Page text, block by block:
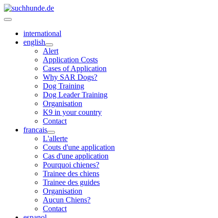
international
english
Alert
Application Costs
Cases of Application
Why SAR Dogs?
Dog Training
Dog Leader Training
Organisation
K9 in your country
Contact
francais
L'allerte
Couts d'une application
Cas d'une application
Pourquoi chienes?
Trainee des chiens
Trainee des guides
Organisation
Aucun Chiens?
Contact